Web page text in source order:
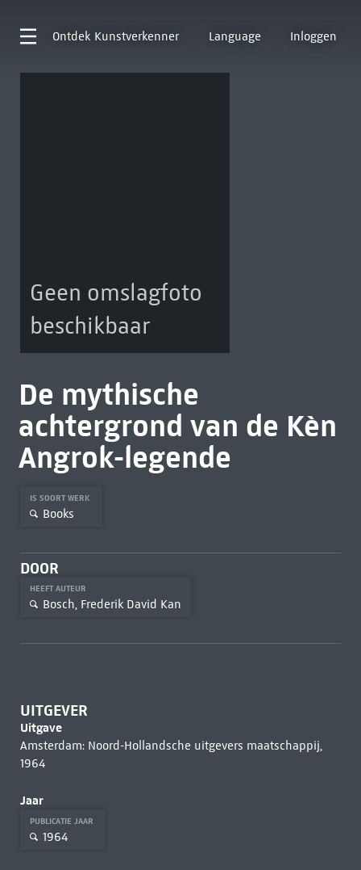
Ontdek Kunstverkenner Language Inloggen
Geen omslagfoto
beschikbaar
De mythische
achtergrond van de Kèn
Angrok-legende
IS SOORT WERK
Books
DOOR
HEEFT AUTEUR
Bosch, Frederik David Kan
UITGEVER
Uitgave
Amsterdam: Noord-Hollandsche uitgevers maatschappij,
1964
Jaar
PUBLICATIE JAAR
1964